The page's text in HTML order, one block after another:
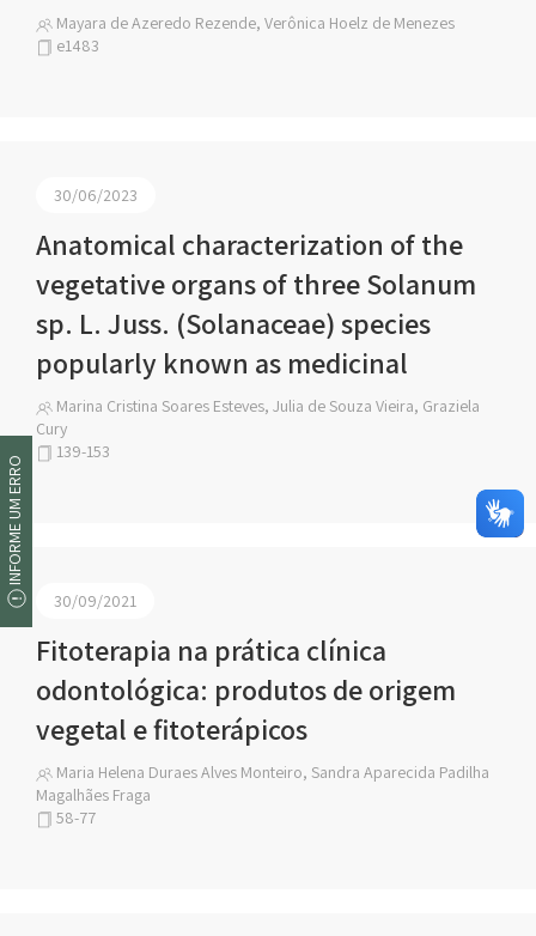
Mayara de Azeredo Rezende, Verônica Hoelz de Menezes
e1483
30/06/2023
Anatomical characterization of the
vegetative organs of three Solanum
sp. L. Juss. (Solanaceae) species
popularly known as medicinal
Marina Cristina Soares Esteves, Julia de Souza Vieira, Graziela
Cury
139-153
30/09/2021
Fitoterapia na prática clínica
odontológica: produtos de origem
vegetal e fitoterápicos
Maria Helena Duraes Alves Monteiro, Sandra Aparecida Padilha
Magalhães Fraga
58-77
INFORME UM ERRO